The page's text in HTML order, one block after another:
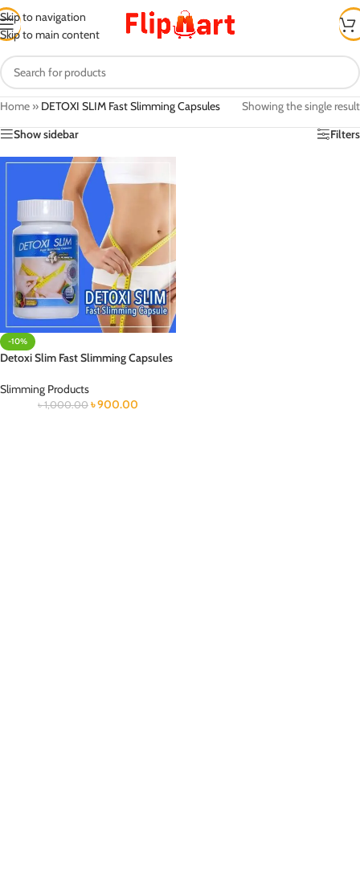
Skip to navigation
Skip to main content
Home » DETOXI SLIM Fast Slimming Capsules
Showing the single result
Show sidebar
Filters
-10%
Detoxi Slim Fast Slimming Capsules
Slimming Products
৳1,000.00 ৳900.00